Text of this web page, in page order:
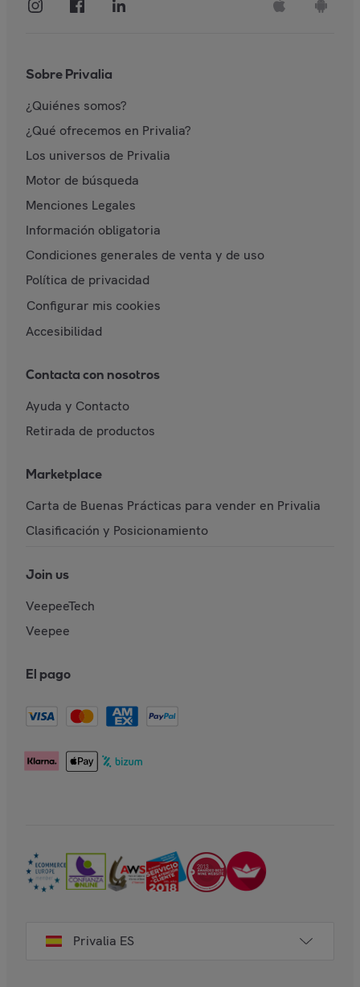
Sobre Privalia
¿Quiénes somos?
¿Qué ofrecemos en Privalia?
Los universos de Privalia
Motor de búsqueda
Menciones Legales
Información obligatoria
Condiciones generales de venta y de uso
Política de privacidad
Configurar mis cookies
Accesibilidad
Contacta con nosotros
Ayuda y Contacto
Retirada de productos
Marketplace
Carta de Buenas Prácticas para vender en Privalia
Clasificación y Posicionamiento
Join us
VeepeeTech
Veepee
El pago
Privalia ES